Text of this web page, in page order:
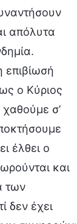
απόλυτα
επιβίωσή
ο Κύριος
σ’
έλθει ο
και
των
δεν έχει